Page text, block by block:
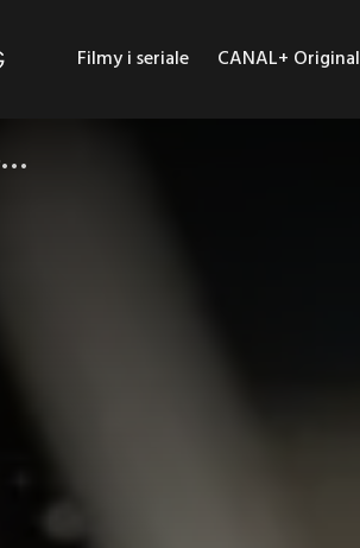
Filmy i seriale CANAL+ Original
...